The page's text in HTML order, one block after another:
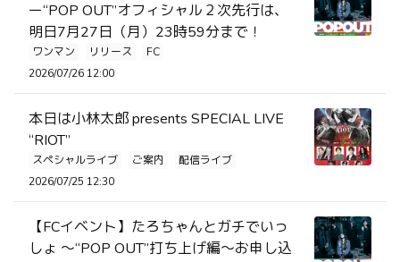
ー“POP OUT”オフィシャル２次先行は、
明日7月27日（月）23時59分まで！
ワンマン リリース
FC
2026/07/26 12:00
本日は小林太郎 presents SPECIAL LIVE
“RIOT”
スペシャルライブ ご案内
配信ライブ
2026/07/25 12:30
【FCイベント】たろちゃんとガチでいっ
しょ ～“POP OUT”打ち上げ編～お申し込